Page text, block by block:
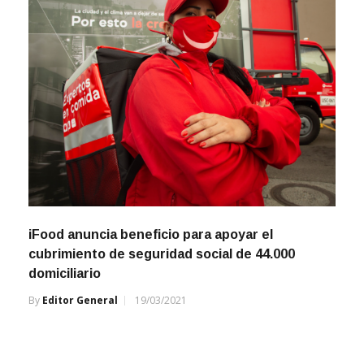
iFood anuncia beneficio para apoyar el
cubrimiento de seguridad social de 44.000
domiciliario
By Editor General 19/03/2021